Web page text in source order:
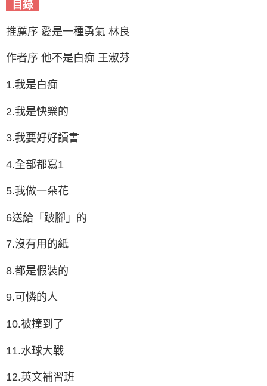
目錄
推薦序 愛是一種勇氣 林良
作者序 他不是白痴 王淑芬
1.我是白痴
2.我是快樂的
3.我要好好讀書
4.全部都寫1
5.我做一朵花
6送給「跛腳」的
7.沒有用的紙
8.都是假裝的
9.可憐的人
10.被撞到了
11.水球大戰
12.英文補習班